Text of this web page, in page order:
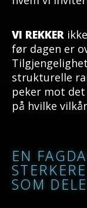
VI REKKER
før dagen er
strukturelle
peker mot
på hvilke
EN
SOM